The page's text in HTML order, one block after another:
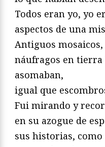
Todos eran yo, yo
aspectos de una
Antiguos mosaicos,
náufragos en
asomaban,
igual que
Fui mirando y
en su azogue de
sus historias, como